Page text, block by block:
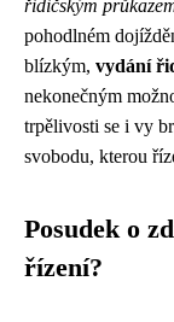
řidičským
pohodlném
blízkým, vydání
nekonečným
trpělivosti se i vy
svobodu, kterou
Posudek o
řízení?